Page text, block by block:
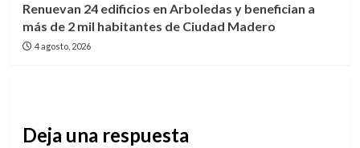
Renuevan 24 edificios en Arboledas y benefician a
más de 2 mil habitantes de Ciudad Madero
4 agosto, 2026
Deja una respuesta